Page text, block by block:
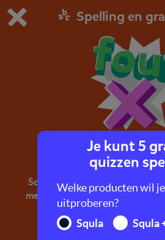
Dit is de gratis demo
Bestel nu
0
Spelling en
au of ou, ei
Schrijf je een woord met au of
met ij? Dat oefen je in deze
als: auto, touw,
Je kunt 5
quizzen
Welke producten wil je
uitproberen?
Squla
Squla